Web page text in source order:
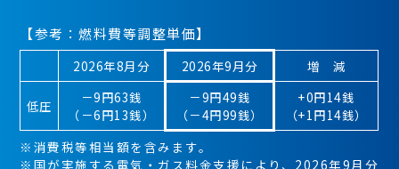
【参考：燃料費等調整単価】
2026年8月分 2026年9月分 増 減
低圧
－9円63銭
（－6円13銭）
－9円49銭
（－4円99銭）
+0円14銭
（+1円14銭）
※消費税等相当額を含みます。
※国が実施する電気・ガス料金支援により、2026年9月分